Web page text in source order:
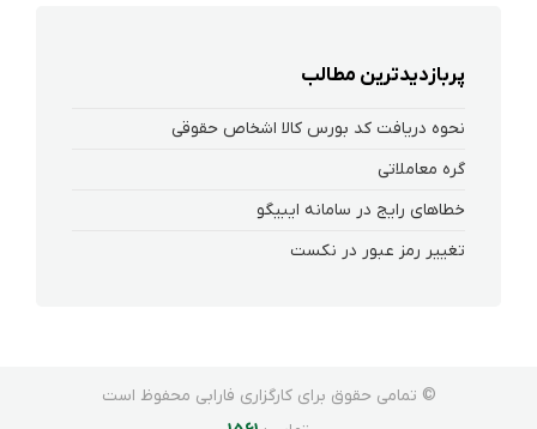
پربازدیدترین مطالب
نحوه دریافت کد بورس کالا اشخاص حقوقی
گره معاملاتی
خطاهای رایج در سامانه ایبیگو
تغییر رمز عبور در نکست
© تمامی حقوق برای کارگزاری فارابی محفوظ است